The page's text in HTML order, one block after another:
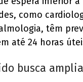
como
têm
até 24 horas
busca